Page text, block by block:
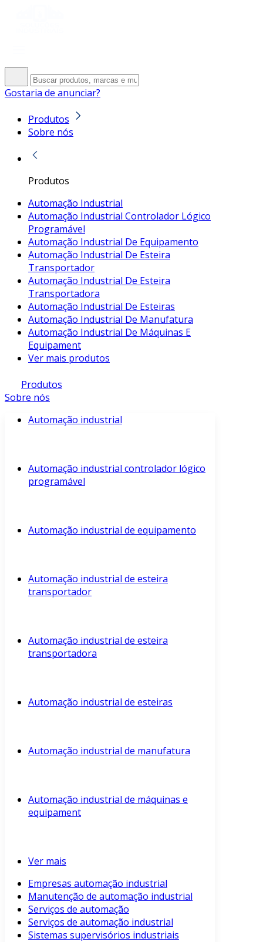
Gostaria de anunciar?
Produtos
Sobre nós
Produtos
Automação Industrial
Automação Industrial Controlador Lógico
Programável
Automação Industrial De Equipamento
Automação Industrial De Esteira
Transportador
Automação Industrial De Esteira
Transportadora
Automação Industrial De Esteiras
Automação Industrial De Manufatura
Automação Industrial De Máquinas E
Equipament
Ver mais produtos
Produtos
Sobre nós
Automação industrial
Automação industrial controlador lógico
programável
Automação industrial de equipamento
Automação industrial de esteira
transportador
Automação industrial de esteira
transportadora
Automação industrial de esteiras
Automação industrial de manufatura
Automação industrial de máquinas e
equipament
Ver mais
Empresas automação industrial
Manutenção de automação industrial
Serviços de automação
Serviços de automação industrial
Sistemas supervisórios industriais